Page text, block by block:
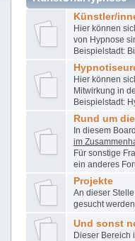
Künstler/
Hier können
von Hypnose
Beispielstadt:
Hier können
Mitwirkung in
Beispielstadt:
Rund um
In diesem
im
Für sonstige
ein anderes
Projekte
An dieser
gesucht werden.
Und sonst
Dieser Bereich